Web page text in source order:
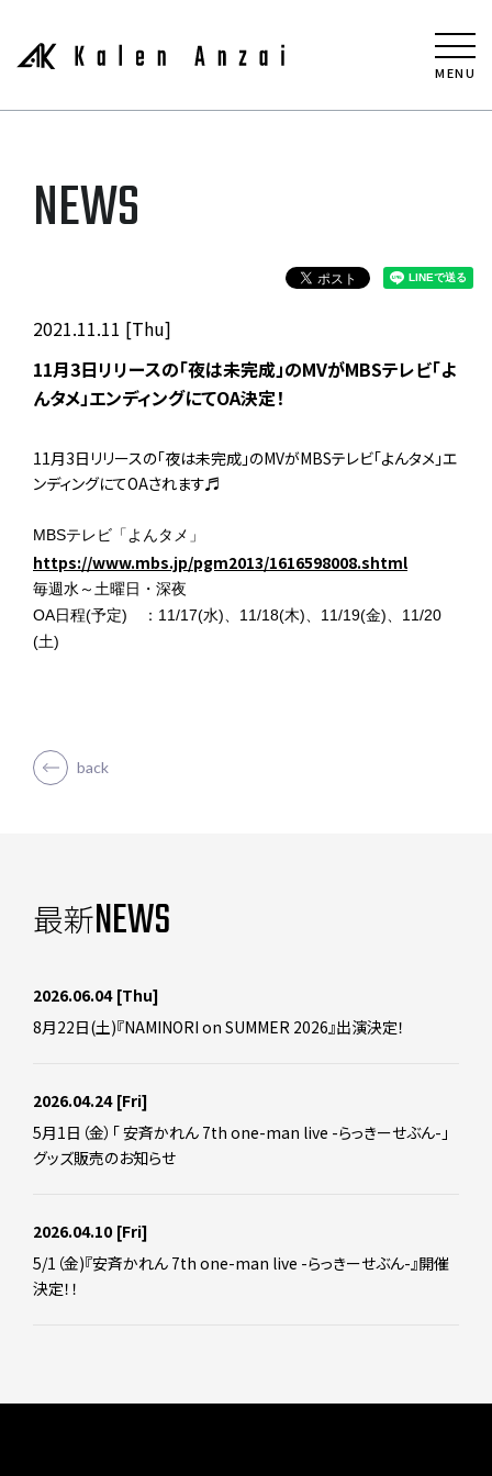
MENU
NEWS
2021.11.11 [Thu]
11月3日リリースの「夜は未完成」のMVがMBSテレビ「よ
んタメ」エンディングにてOA決定！
11月3日リリースの「夜は未完成」のMVがMBSテレビ「よんタメ」エ
ンディングにてOAされます♬
MBSテレビ「よんタメ」
https://www.mbs.jp/pgm2013/1616598008.shtml
毎週水～土曜日・深夜
OA日程(予定) ：11/17(水)、11/18(木)、11/19(金)、 11/20
(土)
back
最新NEWS
2026.06.04 [Thu]
8月22日(土)『NAMINORI on SUMMER 2026』出演決定！
2026.04.24 [Fri]
5月1日（金）「 安斉かれん 7th one-man live -らっきーせぶん-」
グッズ販売のお知らせ
2026.04.10 [Fri]
5/1（金)『安斉かれん 7th one-man live -らっきーせぶん-』開催
決定！！